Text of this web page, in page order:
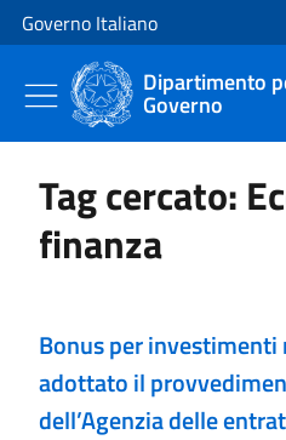
Vai al contenuto
Vai alla navigazione del sito
Governo Italiano
Dipartimento
Governo
Tag cercato:
finanza
Bonus per investimenti
adottato il
dell’Agenzia delle